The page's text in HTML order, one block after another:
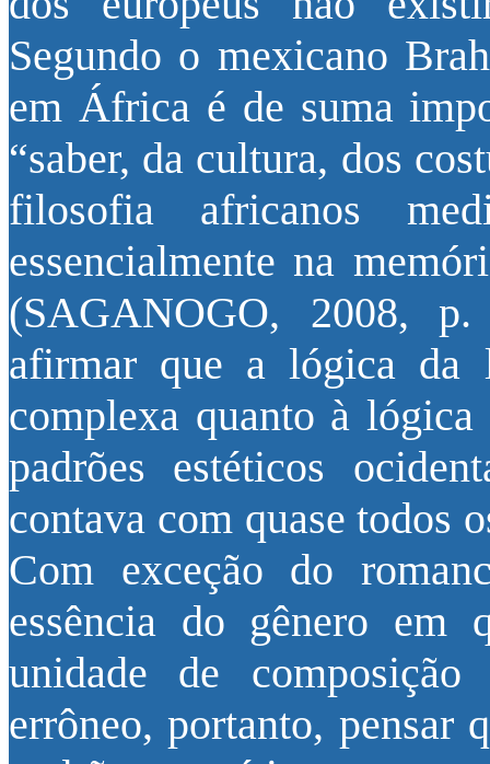
Segundo o mexicano
em África é de suma
“saber, da cultura, dos
filosofia africanos
essencialmente na
(SAGANOGO, 2008, p.
afirmar que a lógica
complexa quanto à
padrões estéticos
contava com quase todos
Com exceção do
essência do gênero em
unidade de
errôneo, portanto, pensar